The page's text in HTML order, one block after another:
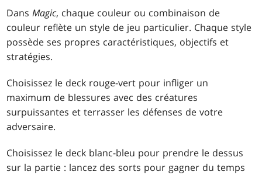
DansMagic, chaque couleur ou combinaison de
couleur reflète un style de jeu particulier. Chaque style
possède ses propres caractéristiques, objectifs et
stratégies.
Choisissez le deck rouge-vert pour infliger un
maximum de blessures avec des créatures
surpuissantes et terrasser les défenses de votre
adversaire.
Choisissez le deck blanc-bleu pour prendre le dessus
sur la partie : lancez des sorts pour gagner du temps